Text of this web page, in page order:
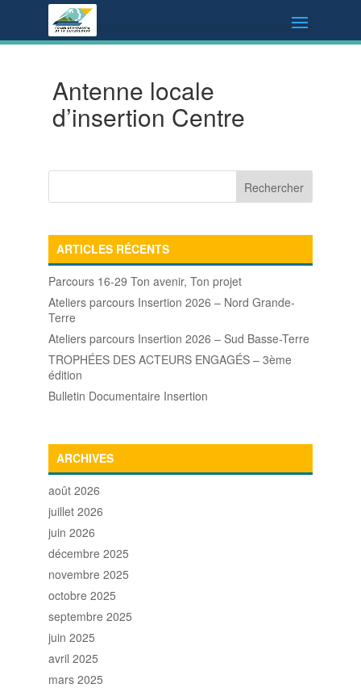
Antenne locale
d’insertion Centre
ARTICLES RÉCENTS
Parcours 16-29 Ton avenir, Ton projet
Ateliers parcours Insertion 2026 – Nord Grande-
Terre
Ateliers parcours Insertion 2026 – Sud Basse-Terre
TROPHÉES DES ACTEURS ENGAGÉS – 3ème
édition
Bulletin Documentaire Insertion
ARCHIVES
août 2026
juillet 2026
juin 2026
décembre 2025
novembre 2025
octobre 2025
septembre 2025
juin 2025
avril 2025
mars 2025